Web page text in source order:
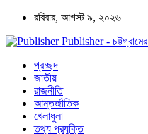
রবিবার, আগস্ট ৯, ২০২৬
Publisher - চট্টগ্রামের
প্রচ্ছদ
জাতীয়
রাজনীতি
আন্তর্জাতিক
খেলাধুলা
তথ্য প্রযুক্তি